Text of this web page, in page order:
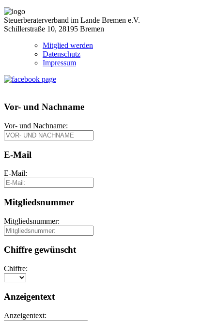
Steuerberaterverband im Lande Bremen e.V.
Schillerstraße 10, 28195 Bremen
Mitglied werden
Datenschutz
Impressum
Vor- und Nachname
Vor- und Nachname:
E-Mail
E-Mail:
Mitgliedsnummer
Mitgliedsnummer:
Chiffre gewünscht
Chiffre:
Anzeigentext
Anzeigentext: